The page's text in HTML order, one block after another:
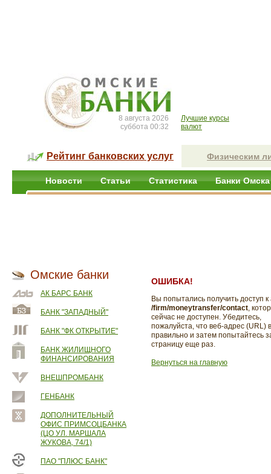
8 августа 2026
суббота 00:32
Лучшие курсы
валют
Рейтинг банковских услуг Физическим
Новости Статьи Статистика Банки Омска
Омские банки
АК БАРС БАНК
БАНК "ЗАПАДНЫЙ"
БАНК "ФК ОТКРЫТИЕ"
БАНК ЖИЛИЩНОГО
ФИНАНСИРОВАНИЯ
ВНЕШПРОМБАНК
ГЕНБАНК
ДОПОЛНИТЕЛЬНЫЙ
ОФИС ПРИМСОЦБАНКА
(ЦО УЛ. МАРШАЛА
ЖУКОВА, 74/1)
ПАО "ПЛЮС БАНК"
ОШИБКА!
Вы попытались получить доступ к
/firm/moneytransfer/contact,
сейчас не доступен. Убедитесь,
пожалуйста, что веб-адрес (URL)
правильно и затем попытайтесь
страницу еще раз.
Вернуться на главную